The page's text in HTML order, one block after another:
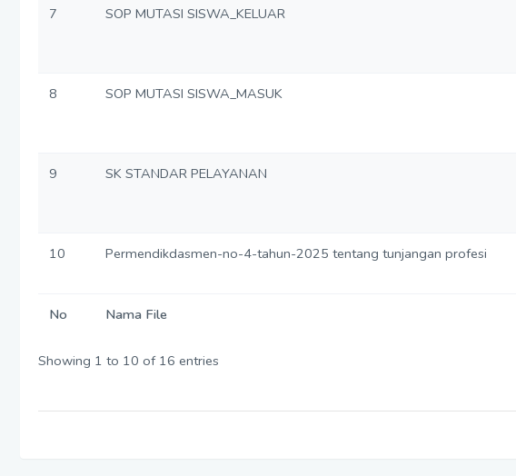
7 SOP MUTASI SISWA_KELUAR
8 SOP MUTASI SISWA_MASUK
9 SK STANDAR PELAYANAN
10 Permendikdasmen-no-4-tahun-2025 tentang tunjangan profesi
No Nama File
Showing 1 to 10 of 16 entries